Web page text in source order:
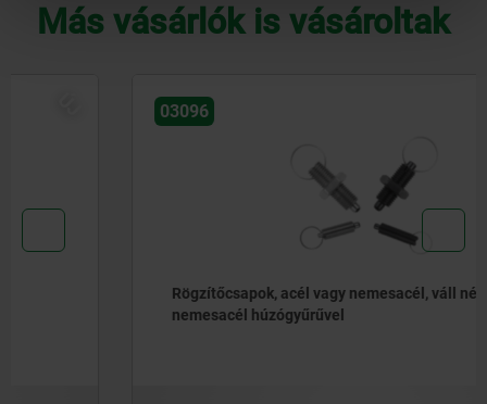
Más vásárlók is vásároltak
Rögzítőcsapok, acél vagy nemesacél, váll nélkül,
nemesacél húzógyűrűvel